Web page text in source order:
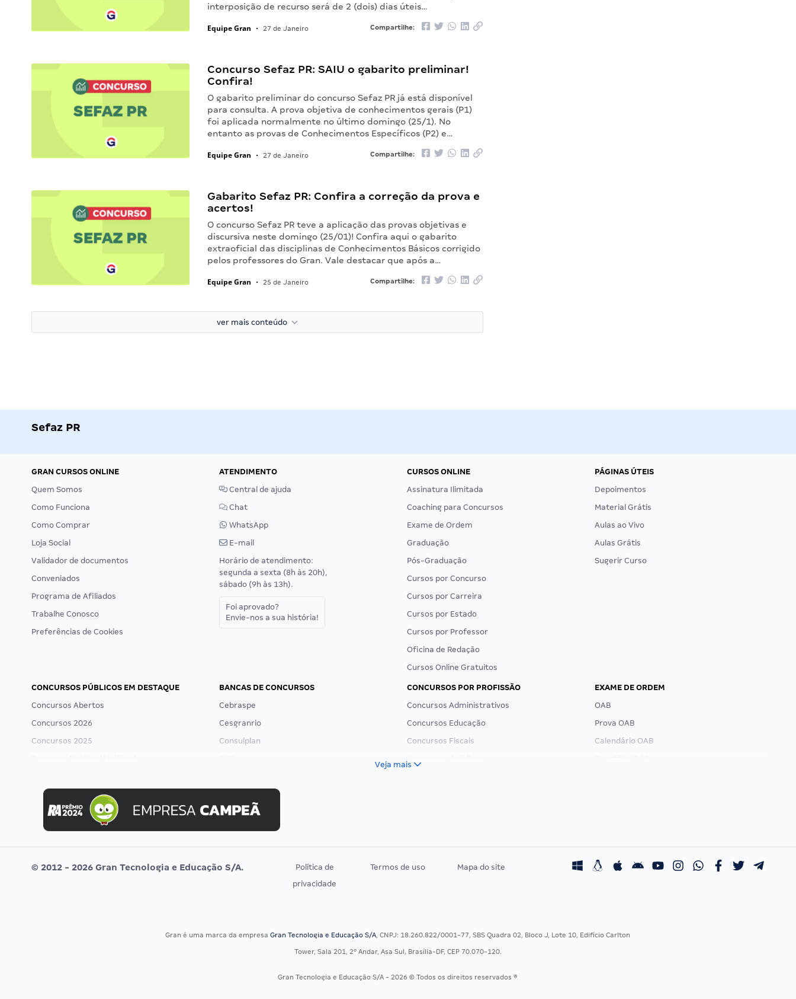
interposição de recurso será de 2 (dois) dias úteis…
Equipe Gran • 27 de Janeiro Compartilhe:
Concurso Sefaz PR: SAIU o gabarito preliminar!
Confira!
O gabarito preliminar do concurso Sefaz PR já está disponível
para consulta. A prova objetiva de conhecimentos gerais (P1)
foi aplicada normalmente no último domingo (25/1). No
entanto as provas de Conhecimentos Específicos (P2) e…
Equipe Gran • 27 de Janeiro Compartilhe:
Gabarito Sefaz PR: Confira a correção da prova e
acertos!
O concurso Sefaz PR teve a aplicação das provas objetivas e
discursiva neste domingo (25/01)! Confira aqui o gabarito
extraoficial das disciplinas de Conhecimentos Básicos corrigido
pelos professores do Gran. Vale destacar que após a…
Equipe Gran • 25 de Janeiro Compartilhe:
ver mais conteúdo
Sefaz PR
GRAN CURSOS ONLINE
Quem Somos
Como Funciona
Como Comprar
Loja Social
Validador de documentos
Conveniados
Programa de Afiliados
Trabalhe Conosco
Preferências de Cookies
ATENDIMENTO
Central de ajuda
Chat
WhatsApp
E-mail
Horário de atendimento:
segunda a sexta (8h às 20h),
sábado (9h às 13h).
Foi aprovado?
Envie-nos a sua história!
CURSOS ONLINE
Assinatura Ilimitada
Coaching para Concursos
Exame de Ordem
Graduação
Pós-Graduação
Cursos por Concurso
Cursos por Carreira
Cursos por Estado
Cursos por Professor
Oficina de Redação
Cursos Online Gratuitos
PÁGINAS ÚTEIS
Depoimentos
Material Grátis
Aulas ao Vivo
Aulas Grátis
Sugerir Curso
CONCURSOS PÚBLICOS EM DESTAQUE
Concursos Abertos
Concursos 2026
Concursos 2025
Concurso MPU
Editais publicados
BANCAS DE CONCURSOS
Cebraspe
Cesgranrio
Consulplan
Selecon
Uniase
Vunesp
CONCURSOS POR PROFISSÃO
Concursos Administrativos
Concursos Educação
Concursos Fiscais
Residência Multiprofissional
EXAME DE ORDEM
OAB
Prova OAB
Calendário OAB
Veja mais
© 2012 - 2026 Gran Tecnologia e Educação S/A.
Política de
privacidade
Termos de uso Mapa do site
Gran é uma marca da empresaGran Tecnologia e Educação S/A, CNPJ: 18.260.822/0001-77, SBS Quadra 02, Bloco J, Lote 10, Edifício Carlton
Tower, Sala 201, 2º Andar, Asa Sul, Brasília-DF, CEP 70.070-120.
Gran Tecnologia e Educação S/A - 2026 © Todos os direitos reservados ®